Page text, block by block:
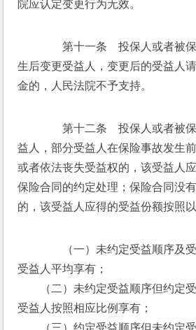
院应认定变更行为无效。
第十一条　投保人或者被保
生后变更受益人，变更后的受益人
金的，人民法院不予支持。
第十二条　投保人或者被保
益人，部分受益人在保险事故发生
或者依法丧失受益权的，该受益人
保险合同的约定处理；保险合同没
的，该受益人应得的受益份额按照
（一）未约定受益顺序及受
受益人平均享有；
（二）未约定受益顺序但约定受
受益人按照相应比例享有；
（三）约定受益顺序但未约定受